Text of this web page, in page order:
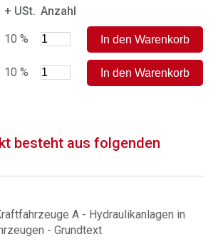
+ USt. Anzahl
10 %
10 %
besteht aus folgenden
A - Hydraulikanlagen in
- Grundtext